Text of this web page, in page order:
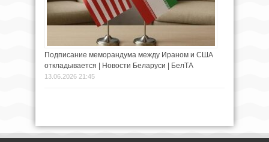
Подписание меморандума между Ираном и США
откладывается | Новости Беларуси | БелТА
13.06.2026 21:45